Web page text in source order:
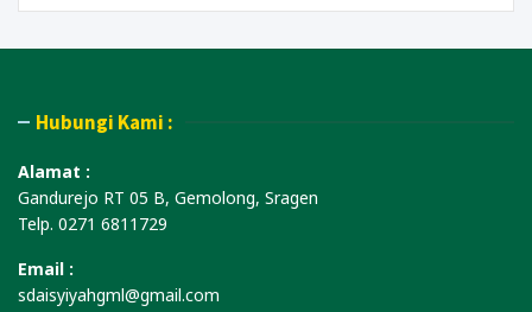
Hubungi Kami :
Alamat :
Gandurejo RT 05 B, Gemolong, Sragen
Telp. 0271 6811729
Email :
sdaisyiyahgml@gmail.com